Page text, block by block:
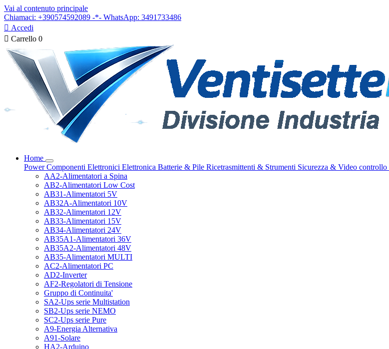
Vai al contenuto principale
Chiamaci: +390574592089 -*- WhatsApp: 3491733486
 Accedi
 Carrello 0
Home
PowerComponenti Elettronici Elettronica Batterie & Pile Ricetrasmittenti & Strumenti Sicurezza & Video controllo
AA2-Alimentatori a Spina
AB2-Alimentatori Low Cost
AB31-Alimentatori 5V
AB32A-Alimentatori 10V
AB32-Alimentatori 12V
AB33-Alimentatori 15V
AB34-Alimentatori 24V
AB35A1-Alimentatori 36V
AB35A2-Alimentatori 48V
AB35-Alimentatori MULTI
AC2-Alimentatori PC
AD2-Inverter
AF2-Regolatori di Tensione
Gruppo di Continuita'
SA2-Ups serie Multistation
SB2-Ups serie NEMO
SC2-Ups serie Pure
A9-Energia Alternativa
A91-Solare
HA2-Arduino